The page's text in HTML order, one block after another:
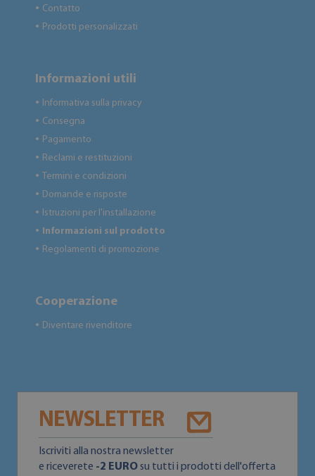
● Contatto
● Prodotti personalizzati
Informazioni utili
● Informativa sulla privacy
● Consegna
● Pagamento
● Reclami e restituzioni
● Termini e condizioni
● Domande e risposte
● Istruzioni per l'installazione
● Informazioni sul prodotto
● Regolamenti di promozione
Cooperazione
● Diventare rivenditore
NEWSLETTER
Iscriviti alla nostra newsletter
e riceverete -2 EUROsu tutti i prodotti dell'offerta